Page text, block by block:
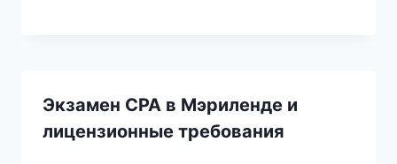
Экзамен CPA в Мэриленде и
лицензионные требования